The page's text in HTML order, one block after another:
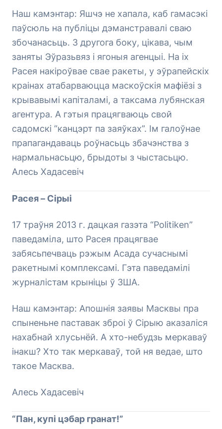
Наш камэнтар: Яшчэ не хапала, каб гамасэкі
паўсюль на публіцы дэманстравалі сваю
збочанасьць. З другога боку, цікава, чым
заняты Эўразьвяз і ягоныя агенцыі. На іх
Расея накіроўвае свае ракеты, у эўрапейскіх
краінах атабарваюцца маскоўскія мафіёзі з
крывавымі капіталамі, а таксама лубянская
агентура. А гэтыя працягваюць свой
садомскі “канцэрт па заяўках”. Ім галоўнае
прапагандаваць роўнасьць збачэнства з
нармальнасьцю, брыдоты з чыстасьцю.
Алесь Хадасевіч
Расея – Сірыі
17 траўня 2013 г. дацкая газэта “Politiken”
паведаміла, што Расея працягвае
забясьпечваць рэжым Асада сучаснымі
ракетнымі комплексамі. Гэта паведамілі
журналістам крыніцы ў ЗША.
Наш камэнтар: Апошнія заявы Масквы пра
спыненьне паставак зброі ў Сірыю аказаліся
нахабнай хлусьнёй. А хто-небудзь меркаваў
інакш? Хто так меркаваў, той ня ведае, што
такое Масква.
Алесь Хадасевіч
“Пан, купі цэбар гранат!”